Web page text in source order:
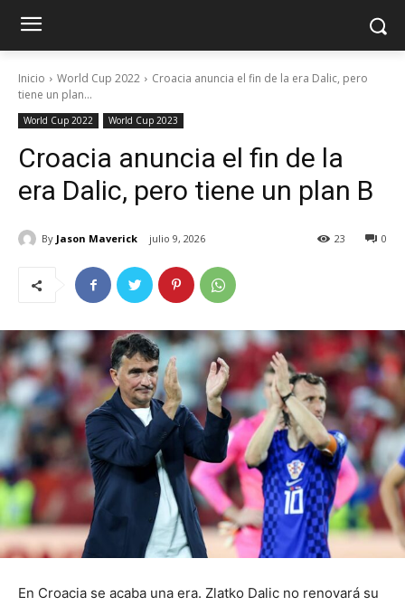
Inicio World Cup 2022
Croacia anuncia el fin de la era Dalic, pero
tiene un plan...
World Cup 2022 World Cup 2023
Croacia anuncia el fin de la
era Dalic, pero tiene un plan B
By Jason Maverick julio 9, 2026 0
23
En Croacia se acaba una era. Zlatko Dalic no renovará su